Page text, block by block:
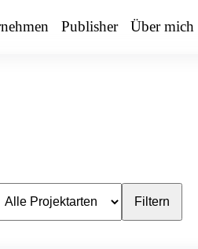
Publisher Über mich
Filtern